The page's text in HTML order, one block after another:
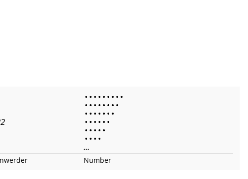
• • • • • • • • •
• • • • • • • •
• • • • • • •
• • • • • •
• • • • •
• • • •
...
Number